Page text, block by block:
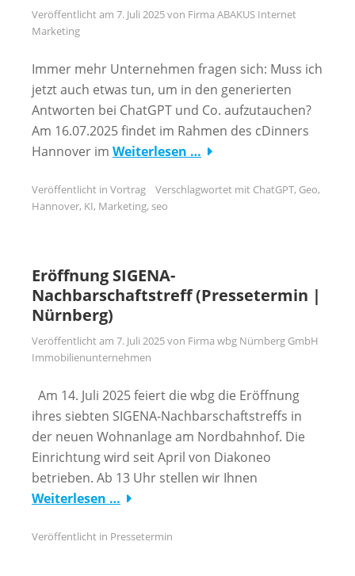
Veröffentlicht am 7. Juli 2025von Firma ABAKUS Internet
Marketing
Immer mehr Unternehmen fragen sich: Muss ich
jetzt auch etwas tun, um in den generierten
Antworten bei ChatGPT und Co. aufzutauchen?
Am 16.07.2025 findet im Rahmen des cDinners
Hannover im Weiterlesen …
Veröffentlicht in Vortrag Verschlagwortet mit ChatGPT, Geo,
Hannover, KI, Marketing, seo
Eröffnung SIGENA-
Nachbarschaftstreff (Pressetermin |
Nürnberg)
Veröffentlicht am 7. Juli 2025von Firma wbg Nürnberg GmbH
Immobilienunternehmen
Am 14. Juli 2025 feiert die wbg die Eröffnung
ihres siebten SIGENA-Nachbarschaftstreffs in
der neuen Wohnanlage am Nordbahnhof. Die
Einrichtung wird seit April von Diakoneo
betrieben. Ab 13 Uhr stellen wir Ihnen
Weiterlesen …
Veröffentlicht in Pressetermin